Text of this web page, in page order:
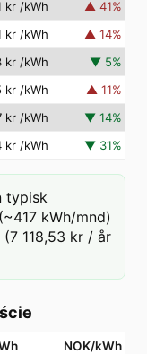
kr /kWh ▲ 41%
kr /kWh ▲ 14%
kr /kWh ▼ 5%
kr /kWh ▲ 11%
kr /kWh ▼ 14%
kr /kWh ▼ 31%
typisk
kWh/mnd)
118,53 kr / år
NOK/kWh